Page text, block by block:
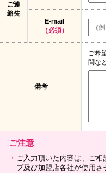
ご連
絡先
E-mail
（必須）
備考
ご希
問な
ご注意
ご入力頂いた内容は、ご
プ及び加盟店各社が使用さ